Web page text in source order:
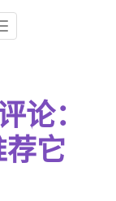
navigation
论：
它